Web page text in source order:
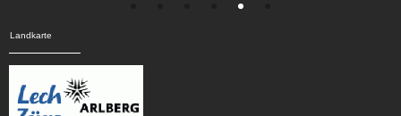
Landkarte